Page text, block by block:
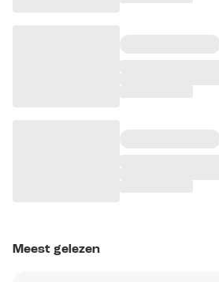
Meest gelezen